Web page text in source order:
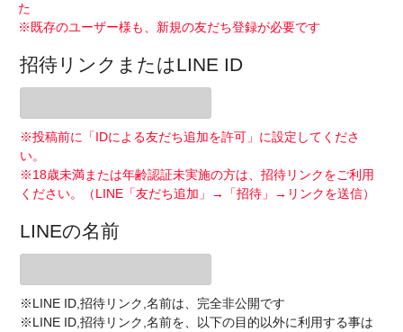
た
※既存のユーザー様も、新規の友だち登録が必要です
招待リンクまたはLINE ID
※投稿前に「IDによる友だち追加を許可」に設定してくださ
い。
※18歳未満または年齢認証未実施の方は、招待リンクをご利用
ください。（LINE「友だち追加」→「招待」→リンクを送信）
LINEの名前
※LINE ID,招待リンク,名前は、完全非公開です
※LINE ID,招待リンク,名前を、以下の目的以外に利用する事は